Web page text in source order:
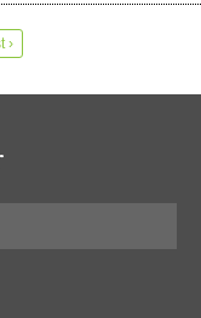
›